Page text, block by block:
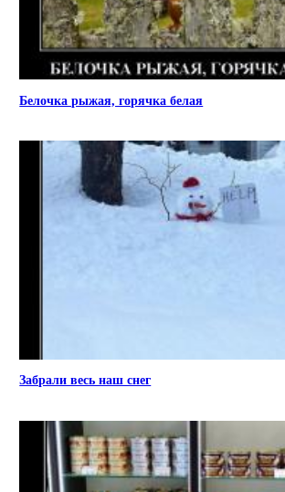
Белочка рыжая, горячка белая
Забрали весь наш снег